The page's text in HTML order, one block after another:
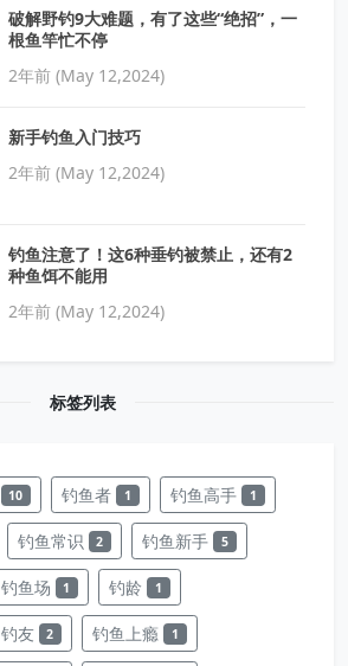
破解野钓9大难题，有了这些“绝招”，一
根鱼竿忙不停
2年前 (May 12,2024)
新手钓鱼入门技巧
2年前 (May 12,2024)
钓鱼注意了！这6种垂钓被禁止，还有2
种鱼饵不能用
2年前 (May 12,2024)
标签列表
10 钓鱼者 1 钓鱼高手 1
钓鱼常识 2 钓鱼新手 5
钓鱼场 1 钓龄 1
钓友 2 钓鱼上瘾 1